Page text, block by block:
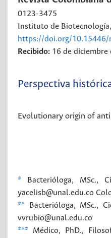
0123-3475
Instituto de
https://doi.org/10.15446/
Recibido: 16 de diciembre
Perspectiva
Evolutionary origin of
*
Bacterióloga, MSc.,
yacelisb@unal.edu.co
**
Bacterióloga, MSc.,
vvrubio@unal.edu.co
*** Médico, PhD.,